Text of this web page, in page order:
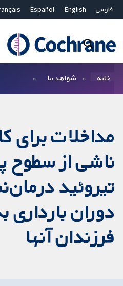
فارسی English
Español
Bahasa Malaysia
ไทย
繁體中文
خانه شواهد ما
مداخلات
ناشی از سطوح
تیروئید
دوران بارداری
فرزندان آنها